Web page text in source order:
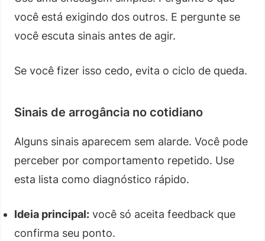
você está exigindo dos outros. E pergunte se
você escuta sinais antes de agir.
Se você fizer isso cedo, evita o ciclo de queda.
Sinais de arrogância no cotidiano
Alguns sinais aparecem sem alarde. Você pode
perceber por comportamento repetido. Use
esta lista como diagnóstico rápido.
Ideia principal: você só aceita feedback que
confirma seu ponto.